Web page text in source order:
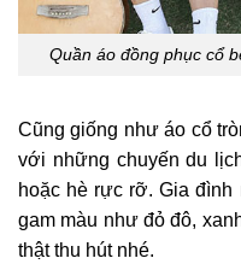
Quần áo đồng phục cổ
Cũng giống như áo cổ
với những chuyến du
hoặc hè rực rỡ. Gia
gam màu như đỏ đô,
thật thu hút nhé.